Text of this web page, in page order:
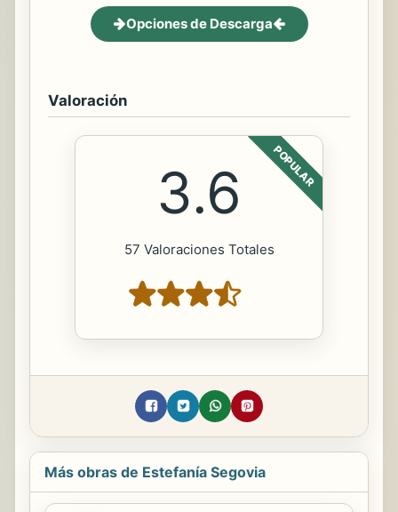
Opciones de Descarga
Valoración
POPULAR
3.6
57 Valoraciones Totales
Más obras de Estefanía Segovia